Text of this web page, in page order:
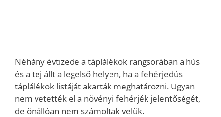
Néhány évtizede a táplálékok rangsorában a hús
és a tej állt a legelső helyen, ha a fehérjedús
táplálékok listáját akarták meghatározni. Ugyan
nem vetették el a növényi fehérjék jelentőségét,
de önállóan nem számoltak velük.